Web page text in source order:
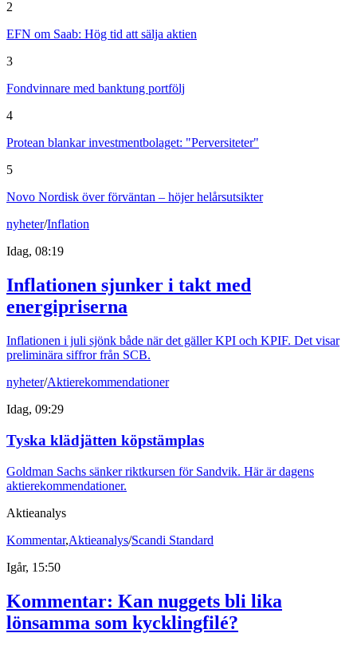
2
EFN om Saab: Hög tid att sälja aktien
3
Fondvinnare med banktung portfölj
4
Protean blankar investmentbolaget: "Perversiteter"
5
Novo Nordisk över förväntan – höjer helårsutsikter
nyheter/Inflation
Idag, 08:19
Inflationen sjunker i takt med
energipriserna
Inflationen i juli sjönk både när det gäller KPI och KPIF. Det visar
preliminära siffror från SCB.
nyheter/Aktierekommendationer
Idag, 09:29
Tyska klädjätten köpstämplas
Goldman Sachs sänker riktkursen för Sandvik. Här är dagens
aktierekommendationer.
Aktieanalys
Kommentar,Aktieanalys/Scandi Standard
Igår, 15:50
Kommentar: Kan nuggets bli lika
lönsamma som kycklingfilé?